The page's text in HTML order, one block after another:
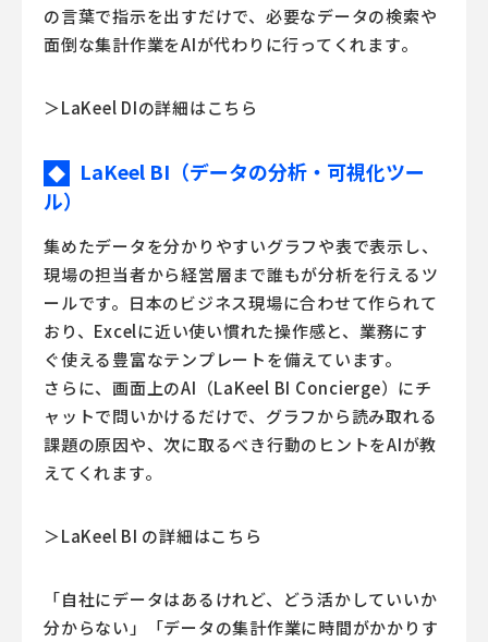
の言葉で指示を出すだけで、必要なデータの検索や
面倒な集計作業をAIが代わりに行ってくれます。
＞LaKeel DIの詳細はこちら
◆
LaKeel BI（データの分析・可視化ツー
ル）
集めたデータを分かりやすいグラフや表で表示し、
現場の担当者から経営層まで誰もが分析を行えるツ
ールです。日本のビジネス現場に合わせて作られて
おり、Excelに近い使い慣れた操作感と、業務にす
ぐ使える豊富なテンプレートを備えています。
さらに、画面上のAI（LaKeel BI Concierge）にチ
ャットで問いかけるだけで、グラフから読み取れる
課題の原因や、次に取るべき行動のヒントをAIが教
えてくれます。
＞LaKeel BI の詳細はこちら
「自社にデータはあるけれど、どう活かしていいか
分からない」「データの集計作業に時間がかかりす